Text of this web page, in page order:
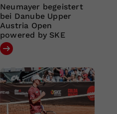
Neumayer begeistert
bei Danube Upper
Austria Open
powered by SKE